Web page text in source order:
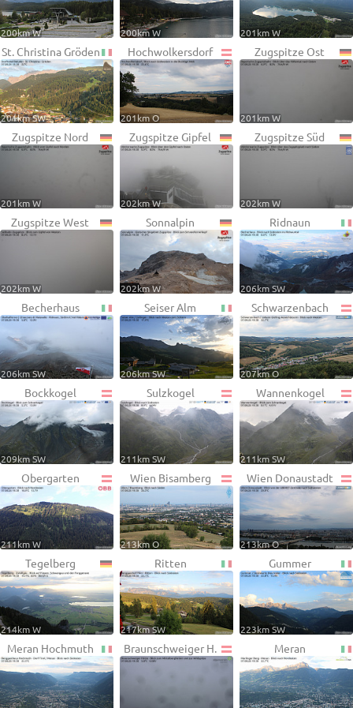
200km W 200km W 201km W
St. Christina Gröden
201km SW
Hochwolkersdorf
201km O
Zugspitze Ost
201km W
Zugspitze Nord
201km W
Zugspitze Gipfel
202km W
Zugspitze Süd
202km W
Zugspitze West
202km W
Sonnalpin
202km W
Ridnaun
206km SW
Becherhaus
206km SW
Seiser Alm
206km SW
Schwarzenbach
207km O
Bockkogel
209km SW
Sulzkogel
211km SW
Wannenkogel
211km SW
Obergarten
211km W
Wien Bisamberg
213km O
Wien Donaustadt
213km O
Tegelberg
214km W
Ritten
217km SW
Gummer
223km SW
Meran Hochmuth Braunschweiger H. Meran